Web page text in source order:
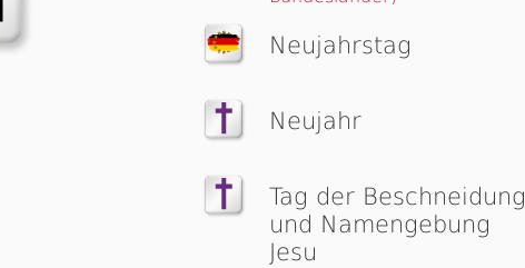
Neujahrstag
Neujahr
Tag der Beschnei­dung
und Namen­ge­bung
Jesu